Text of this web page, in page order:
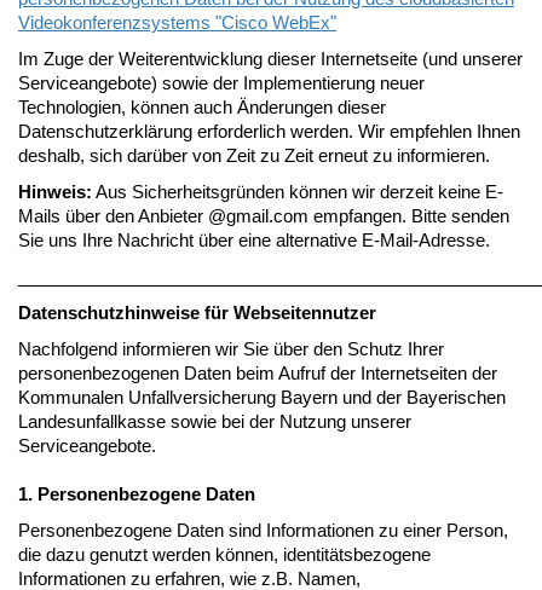
Videokonferenzsystems "Cisco WebEx"
Im Zuge der Weiterentwicklung dieser Internetseite (und unserer
Serviceangebote) sowie der Implementierung neuer
Technologien, können auch Änderungen dieser
Datenschutzerklärung erforderlich werden. Wir empfehlen Ihnen
deshalb, sich darüber von Zeit zu Zeit erneut zu informieren.
Hinweis: Aus Sicherheitsgründen können wir derzeit keine E-
Mails über den Anbieter @gmail.com empfangen. Bitte senden
Sie uns Ihre Nachricht über eine alternative E-Mail-Adresse.
Datenschutzhinweise für Webseitennutzer
Nachfolgend informieren wir Sie über den Schutz Ihrer
personenbezogenen Daten beim Aufruf der Internetseiten der
Kommunalen Unfallversicherung Bayern und der Bayerischen
Landesunfallkasse sowie bei der Nutzung unserer
Serviceangebote.
1. Personenbezogene Daten
Personenbezogene Daten sind Informationen zu einer Person,
die dazu genutzt werden können, identitätsbezogene
Informationen zu erfahren, wie z.B. Namen,